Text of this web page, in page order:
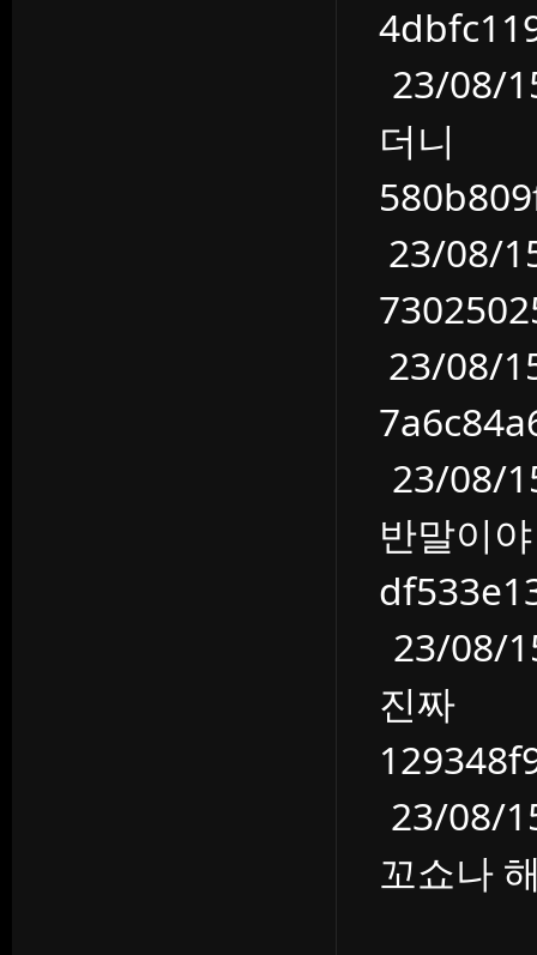
23/08/
더니
23/08/
23/08/
23/08/
반말이야
23/08/
진짜
23/08/
꼬쇼나